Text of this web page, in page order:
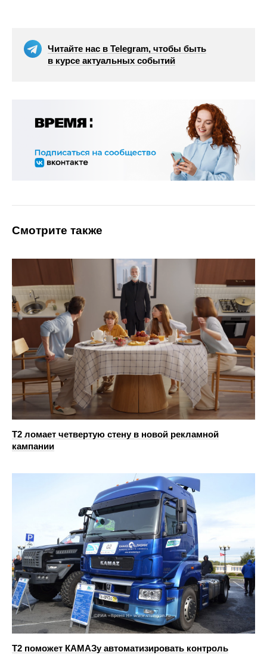
Читайте нас в Telegram, чтобы быть
в курсе актуальных событий
Смотрите также
Т2 ломает четвертую стену в новой рекламной
кампании
T2 поможет КАМАЗу автоматизировать контроль